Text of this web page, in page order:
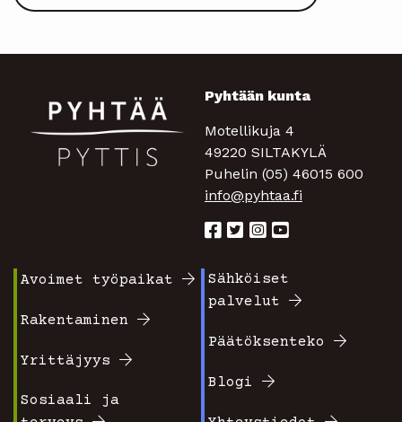
Pyhtään kunta
Motellikuja 4
49220 SILTAKYLÄ
Puhelin (05) 46015 600
info@pyhtaa.fi
valikko
1
Avoimet työpaikat
Rakentaminen
Yrittäjyys
Sosiaali ja
Footer
2
Sähköiset
palvelut
Päätöksenteko
Blogi